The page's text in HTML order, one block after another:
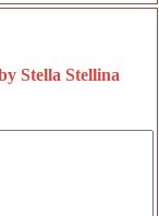
Stella Stellina